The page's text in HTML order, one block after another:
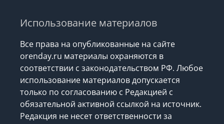
Использование материалов
Все права на опубликованные на сайте
orenday.ru материалы охраняются в
соответствии с законодательством РФ. Любое
использование материалов допускается
только по согласованию с Редакцией с
обязательной активной ссылкой на источник.
Редакция не несет ответственности за